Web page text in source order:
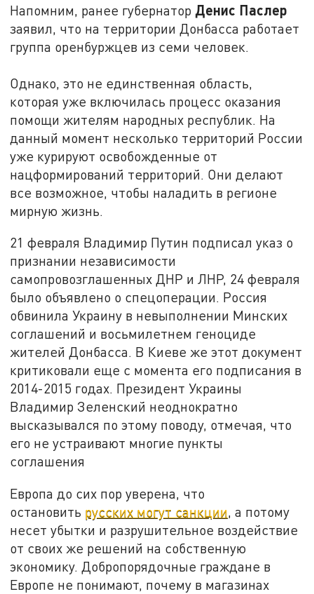
Напомним, ранее губернатор Денис Паслер
заявил, что на территории Донбасса работает
группа оренбуржцев из семи человек.
Однако, это не единственная область,
которая уже включилась процесс оказания
помощи жителям народных республик. На
данный момент несколько территорий России
уже курируют освобожденные от
нацформирований территорий. Они делают
все возможное, чтобы наладить в регионе
мирную жизнь.
21 февраля Владимир Путин подписал указ о
признании независимости
самопровозглашенных ДНР и ЛНР, 24 февраля
было объявлено о спецоперации. Россия
обвинила Украину в невыполнении Минских
соглашений и восьмилетнем геноциде
жителей Донбасса. В Киеве же этот документ
критиковали еще с момента его подписания в
2014-2015 годах. Президент Украины
Владимир Зеленский неоднократно
высказывался по этому поводу, отмечая, что
его не устраивают многие пункты
соглашения
Европа до сих пор уверена, что
остановить русских могут санкции, а потому
несет убытки и разрушительное воздействие
от своих же решений на собственную
экономику. Добропорядочные граждане в
Европе не понимают, почему в магазинах